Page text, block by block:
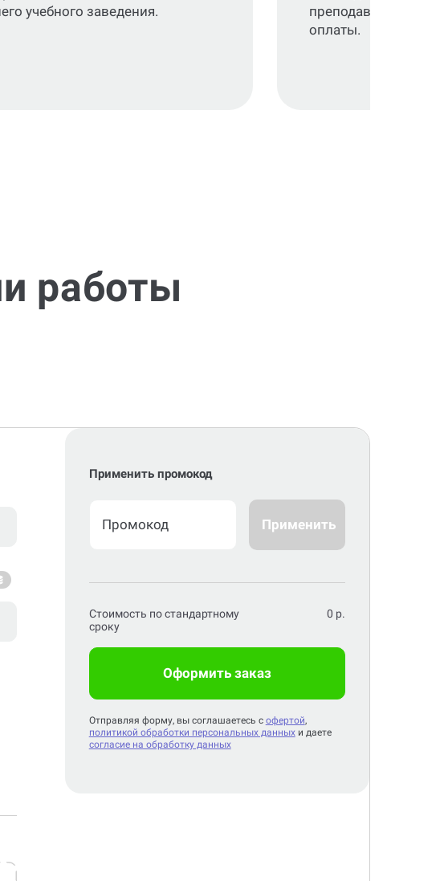
учебного заведения.
преподавателя без
оплаты.
работы
Применить промокод
Применить
Стоимость по стандартному
сроку
0 р.
Оформить заказ
Отправляя форму, вы соглашаетесь с офертой,
политикой обработки персональных данныхи даете
согласие на обработку данных